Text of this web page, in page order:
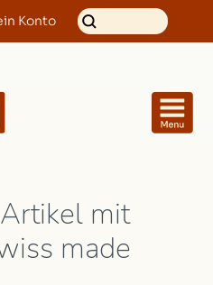
Konto
mit
made